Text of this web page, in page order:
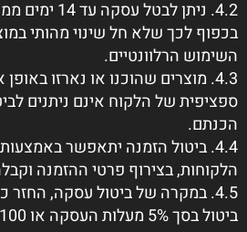
4.2. ניתן לבטל
בכפוף לכך שלא חל שינוי מהותי
השימוש הרלוונטיים.
4.3. מוצרים שהוכנו או נארזו
ספציפית של הלקוח אינם ניתנים
הכנתם.
4.4. ביטול הזמנה יתאפשר
הלקוחות, בצירוף פרטי ההזמנה
4.5. במקרה של ביטול עסקה, החזר
ביטול בסך 5% מעלות העסקה או 100 ש"ח (הנמוך מביניהם).